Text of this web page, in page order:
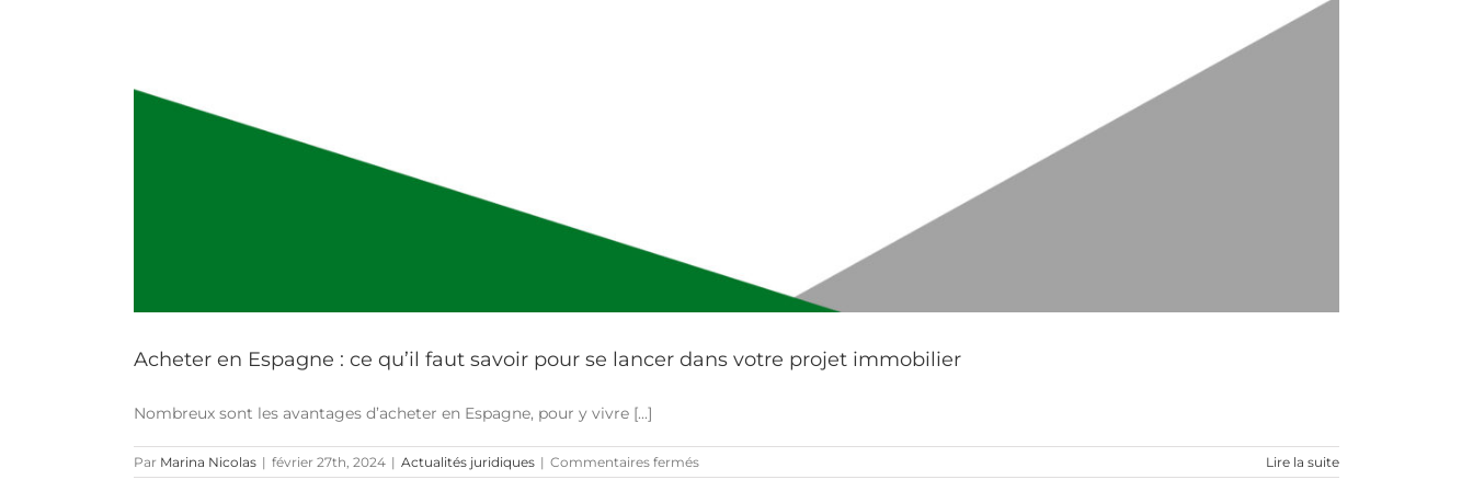
Acheter en Espagne : ce qu’il faut savoir pour se lancer dans votre projet immobilier
Nombreux sont les avantages d’acheter en Espagne, pour y vivre [...]
Par Marina Nicolas | février 27th, 2024 | Actualités juridiques | Commentaires ferméssur
Acheter
Lire la suite